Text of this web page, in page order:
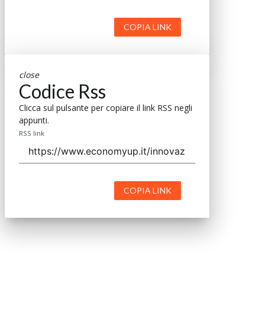
COPIA LINK
close
Codice Rss
Clicca sul pulsante per copiare il link RSS negli
appunti.
RSS link
COPIA LINK